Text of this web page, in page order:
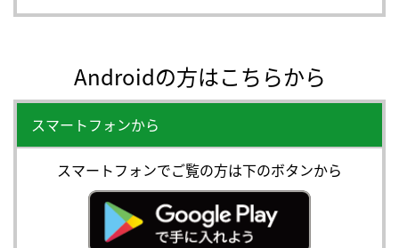
Androidの方はこちらから
スマートフォンから
スマートフォンでご覧の方は下のボタンから